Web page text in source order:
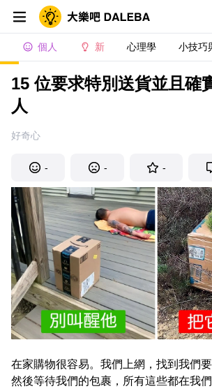
個人 新 心理學 小技巧
15 位要求特別送貨並且確
人
好奇心
- - -
在家購物很容易。我們上網，找到我們
然後等待我們的包裹，所有這些都在我們